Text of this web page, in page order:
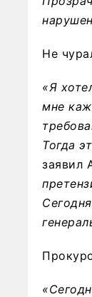
Не
«Я
мне
Тогда
заявил